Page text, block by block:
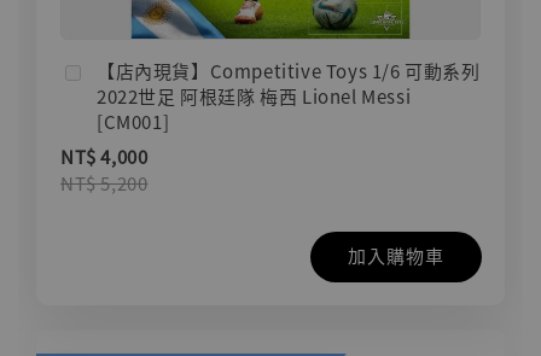
【店內現貨】Competitive Toys 1/6 可動系列
2022世足 阿根廷隊 梅西 Lionel Messi
[CM001]
NT$ 4,000
NT$ 5,200
加入購物車